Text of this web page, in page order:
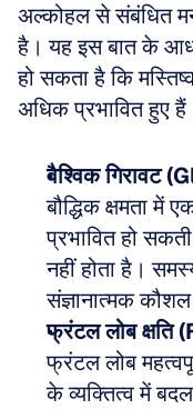
अल्कोहल से संबंधित
है। यह इस बात के
हो सकता है कि
अधिक प्रभावित हुए
वैश्विक
बौद्धिक क्षमता में
प्रभावित हो
नहीं होता है।
संज्ञानात्मक
फ्रंटल लोब
फ्रंटल लोब
के व्यक्तित्व में